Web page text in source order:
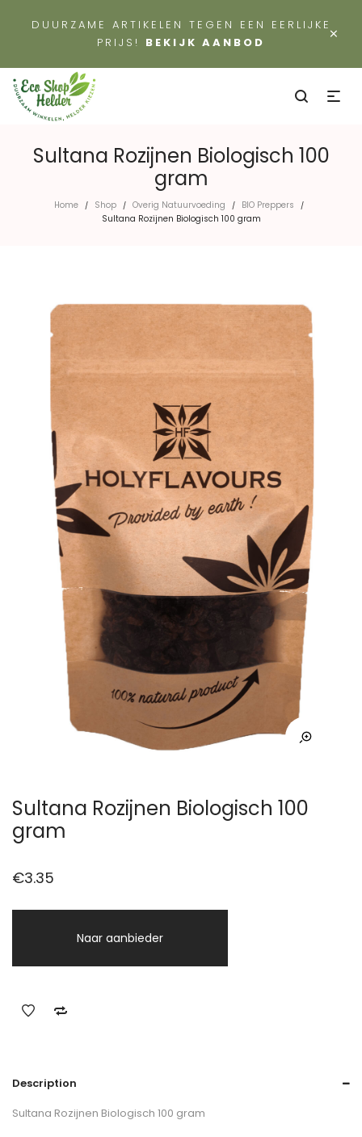
×
DUURZAME ARTIKELEN TEGEN EEN EERLIJKE
PRIJS! BEKIJK AANBOD
Sultana Rozijnen Biologisch 100
gram
Home / Shop / Overig Natuurvoeding / BIO Preppers /
Sultana Rozijnen Biologisch 100 gram
Sultana Rozijnen Biologisch 100
gram
€3.35
Naar aanbieder
Description
Sultana Rozijnen Biologisch 100 gram